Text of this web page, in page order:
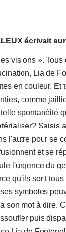
écrivait
visions ». Tous
Lia de
en couleur. Et
comme
spontanéité
Saisis
l'autre pour se
et se
l'urgence du
qu'ils sont
symboles
son mot à dire.
puis